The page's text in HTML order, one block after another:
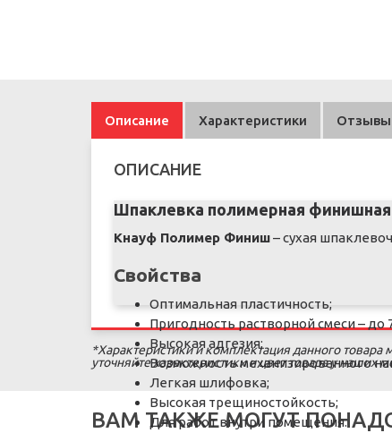
Описание Характеристики Отзывы
ОПИСАНИЕ
Шпаклевка полимерная финишная
Кнауф Полимер Финиш– сухая
Свойства
Оптимальная пластичность;
Пригодность растворной смеси – до
Высокая адгезия;
Возможность механизированного
Легкая шлифовка;
Высокая трещиностойкость;
Для работ внутри помещения.
*Характеристики и комплектация данного
уточняйте характеристики и цвет товара у наших
ВАМ ТАКЖЕ МОГУТ